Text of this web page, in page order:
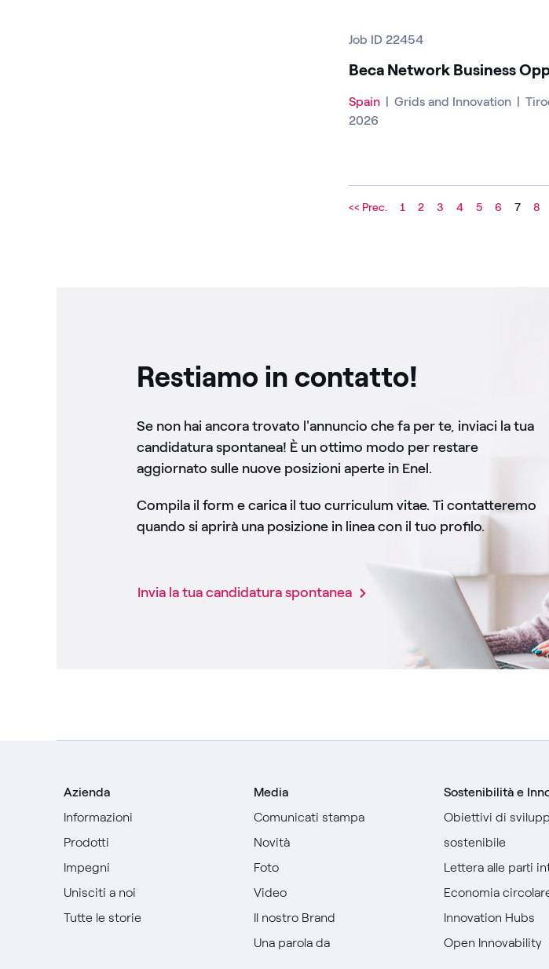
Job ID 22454
Beca Network Business
Spain | Grids and Innovation |
2026
<< Prec. 1 2 3 4 5 6 7 8
Restiamo in contatto!
Se non hai ancora trovato l'annuncio che fa per te, inviaci la tua
candidatura spontanea! È un ottimo modo per restare
aggiornato sulle nuove posizioni aperte in Enel.
Compila il form e carica il tuo curriculum vitae. Ti contatteremo
quando si aprirà una posizione in linea con il tuo profilo.
Invia la tua candidatura spontanea​
Azienda
Informazioni
Prodotti
Impegni
Unisciti a noi
Tutte le storie
Media
Comunicati stampa
Novità
Foto
Video
Il nostro Brand
Una parola da
Sostenibilità e
Obiettivi di
sostenibile
Lettera alle parti
Economia
Innovation Hubs
Open Innovability